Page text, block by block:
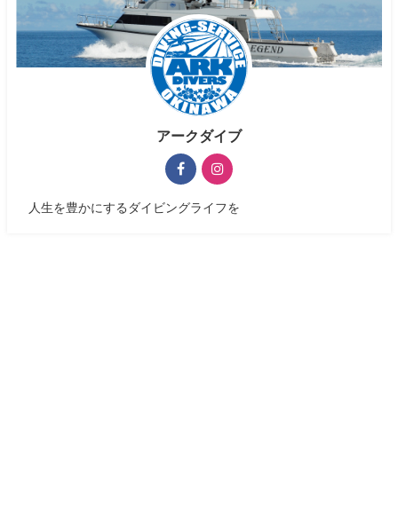
アークダイブ
人生を豊かにするダイビングライフを